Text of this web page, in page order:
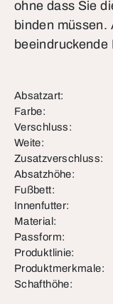
ohne dass Sie
binden müssen.
Absatzart:
Farbe:
Verschluss:
Weite:
Zusatzverschluss:
Absatzhöhe:
Fußbett:
Innenfutter:
Material:
Passform:
Produktlinie:
Produktmerkmale:
Schafthöhe: